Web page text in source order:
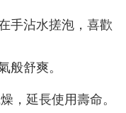
手沾水搓泡，喜歡
般舒爽。
，延長使用壽命。